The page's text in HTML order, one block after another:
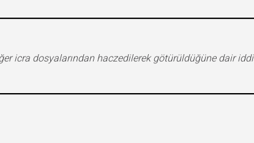
icra dosyalarından haczedilerek götürüldüğüne dair